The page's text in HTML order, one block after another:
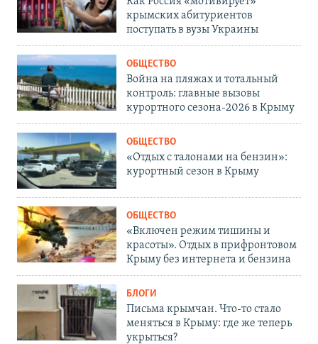
крымских абитуриентов
поступать в вузы Украины
ОБЩЕСТВО
Война на пляжах и тотальный
контроль: главные вызовы
курортного сезона-2026 в Крыму
ОБЩЕСТВО
«Отдых с талонами на бензин»:
курортный сезон в Крыму
ОБЩЕСТВО
«Включен режим тишины и
красоты». Отдых в прифронтовом
Крыму без интернета и бензина
БЛОГИ
Письма крымчан. Что-то стало
меняться в Крыму: где же теперь
укрыться?